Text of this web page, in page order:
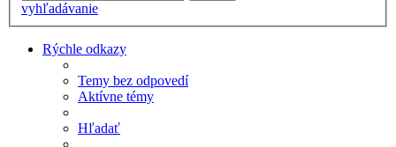
vyhľadávanie
Rýchle odkazy
Temy bez odpovedí
Aktívne témy
Hľadať